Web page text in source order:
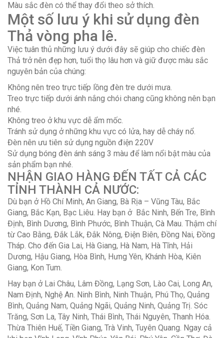
Màu sắc đèn có thể thay đổi theo sở thích.
Một số lưu ý khi sử dụng đèn
Thả vòng pha lê.
Việc tuân thủ những lưu ý dưới đây sẽ giúp cho chiếc đèn
Thả trở nên đẹp hơn, tuổi thọ lâu hơn và giữ được màu sắc
nguyên bản của chúng:
Không nên treo trực tiếp lồng đèn tre dưới mưa.
Treo trực tiếp dưới ánh nắng chói chang cũng không nên bạn
nhé.
Không treo ở khu vực dễ ẩm mốc.
Tránh sử dụng ở những khu vực có lửa, hay dễ cháy nổ.
Đèn nên ưu tiên sử dụng nguồn điện 220V
Sử dụng bóng đèn ánh sáng 3 màu để làm nổi bật màu của
sản phẩm bạn nhé.
NHẬN GIAO HÀNG ĐẾN TẤT CẢ CÁC
TỈNH THÀNH CẢ NƯỚC:
Dù bạn ở Hồ Chí Minh, An Giang, Bà Rịa – Vũng Tàu, Bắc
Giang, Bắc Kạn, Bạc Liêu. Hay bạn ở Bắc Ninh, Bến Tre, Bình
Định, Bình Dương, Bình Phước, Bình Thuận, Cà Mau. Thậm chí
từ Cao Bằng, Đắk Lắk, Đắk Nông, Điện Biên, Đồng Nai, Đồng
Tháp. Cho đến Gia Lai, Hà Giang, Hà Nam, Hà Tĩnh, Hải
Dương, Hậu Giang, Hòa Bình, Hưng Yên, Khánh Hòa, Kiên
Giang, Kon Tum.
Hay bạn ở Lai Châu, Lâm Đồng, Lạng Sơn, Lào Cai, Long An,
Nam Định, Nghệ An. Ninh Bình, Ninh Thuận, Phú Thọ, Quảng
Bình, Quảng Nam, Quảng Ngãi, Quảng Ninh, Quảng Trị. Sóc
Trăng, Sơn La, Tây Ninh, Thái Bình, Thái Nguyên, Thanh Hóa.
Thừa Thiên Huế, Tiền Giang, Trà Vinh, Tuyên Quang. Ngay cả